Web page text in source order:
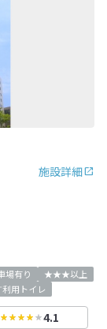
施設詳細
場有り
★★★以上
用トイレ
4.1